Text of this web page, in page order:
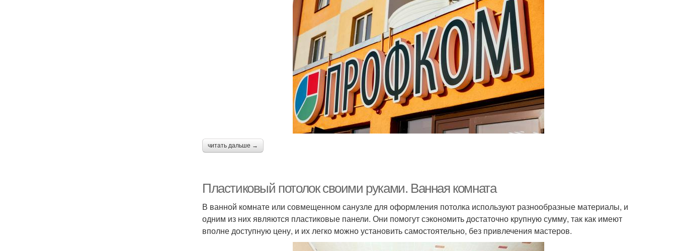
читать дальше →
Пластиковый потолок своими руками. Ванная комната
В ванной комнате или совмещенном санузле для оформления потолка используют разнообразные материалы, и
одним из них являются пластиковые панели. Они помогут сэкономить достаточно крупную сумму, так как имеют
вполне доступную цену, и их легко можно установить самостоятельно, без привлечения мастеров.